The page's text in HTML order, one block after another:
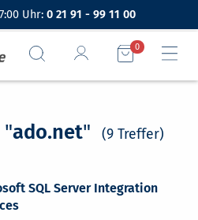
Uhr: 0 21 91 - 99 11 00
0
"ado.net" (9 Treffer)
SQL Server Integration